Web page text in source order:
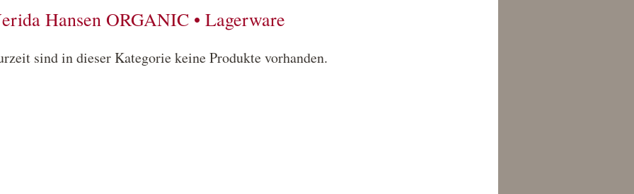
Hansen ORGANIC • Lagerware
sind in dieser Kategorie keine Produkte vorhanden.